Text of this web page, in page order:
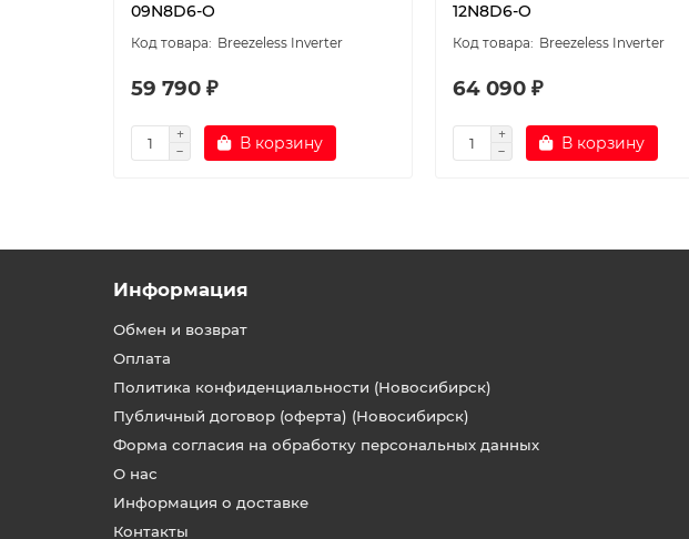
09N8D6-O
Breezeless Inverter
59 790 ₽
В корзину
12N8D6-O
Breezeless Inverter
64 090 ₽
В корзину
Информация
Обмен и возврат
Оплата
Политика конфиденциальности (Новосибирск)
Публичный договор (оферта) (Новосибирск)
Форма согласия на обработку персональных данных
О нас
Информация о доставке
Контакты